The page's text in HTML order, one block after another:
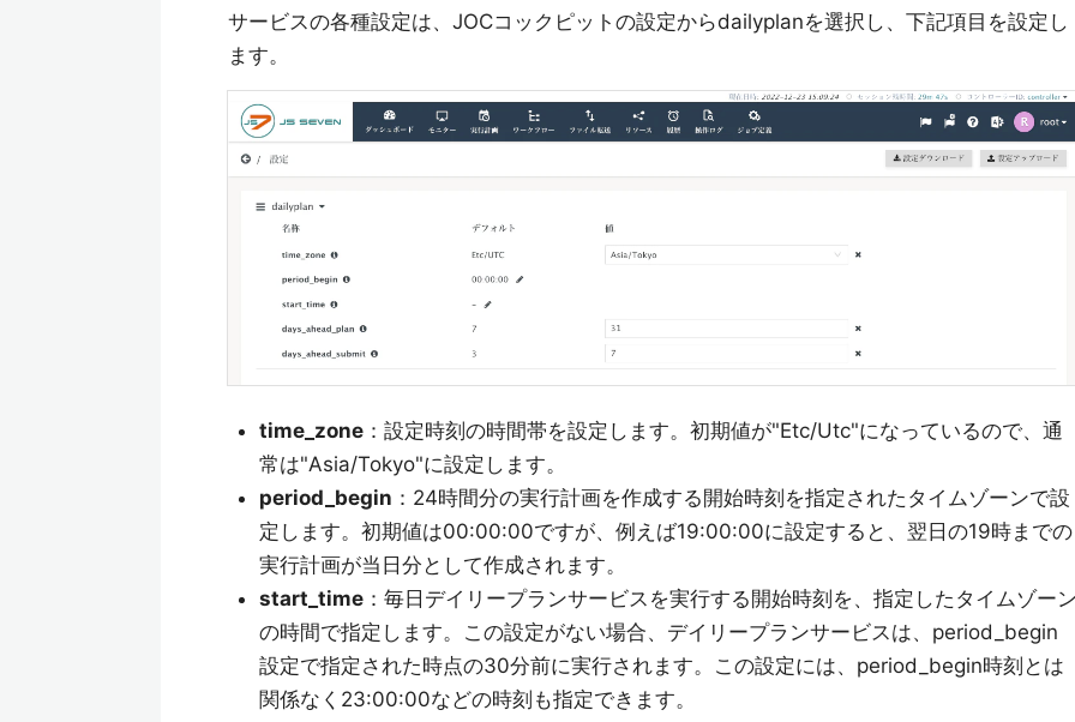
サービスの各種設定は、JOCコックピットの設定からdailyplanを選択し、下記項目を設定し
ます。
time_zone：設定時刻の時間帯を設定します。初期値が"Etc/Utc"になっているので、通
常は"Asia/Tokyo"に設定します。
period_begin ：24時間分の実行計画を作成する開始時刻を指定されたタイムゾーンで設
定します。初期値は00:00:00ですが、例えば19:00:00に設定すると、翌日の19時までの
実行計画が当日分として作成されます。
start_time：毎日デイリープランサービスを実行する開始時刻を、指定したタイムゾー
の時間で指定します。この設定がない場合、デイリープランサービスは、period_begin
設定で指定された時点の30分前に実行されます。この設定には、period_begin時刻とは
関係なく23:00:00などの時刻も指定できます。